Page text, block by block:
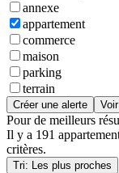
annexe
appartement
commerce
maison
parking
terrain
Créer une alerte
Pour de meilleurs
Il y a 191
critères.
Tri: Les plus proches